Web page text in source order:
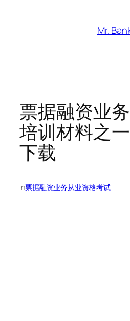
Mr.
票据融资业
培训材料之
下载
in票据融资业务从业资格考试